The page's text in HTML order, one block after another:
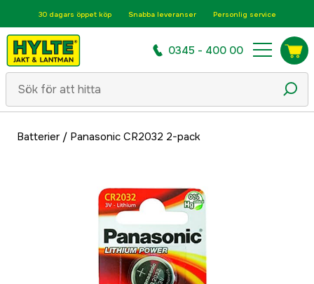
30 dagars öppet köp Snabba leveranser Personlig service
0345 - 400 00
Batterier/ Panasonic CR2032 2-pack